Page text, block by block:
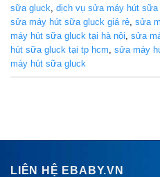
sữa gluck dịch vụ sửa máy hút sữa
sửa máy hút sữa gluck giá rẻ sửa
máy hút sữa gluck tại hà nội sửa
hút sữa gluck tại tp hcm sửa máy
máy hút sữa gluck
LIÊN HỆ EBABY.VN